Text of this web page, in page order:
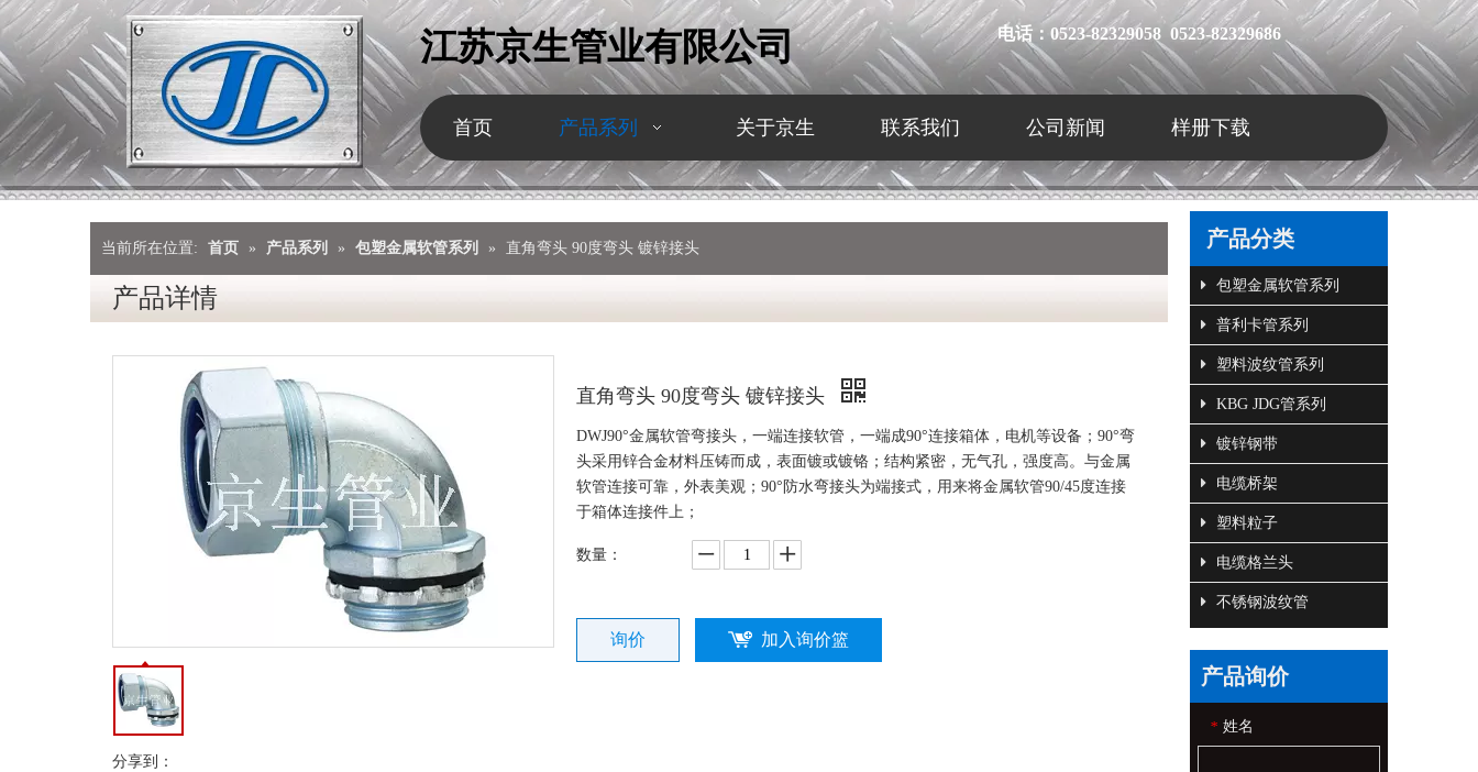
江苏京生管业有限公司 电话：0523-82329058 0523-82329686
首页 产品系列 关于京生 联系我们 公司新闻 样册下载
当前所在位置: 首页 » 产品系列 » 包塑金属软管系列 » 直角弯头 90度弯头 镀锌接头
产品详情
分享到：
直角弯头 90度弯头 镀锌接头
DWJ90°金属软管弯接头，一端连接软管，一端成90°连接箱体，电机等设备；90°弯
头采用锌合金材料压铸而成，表面镀或镀铬；结构紧密，无气孔，强度高。与金属
软管连接可靠，外表美观；90°防水弯接头为端接式，用来将金属软管90/45度连接
于箱体连接件上；
数量：
询价 加入询价篮
产品分类
包塑金属软管系列
普利卡管系列
塑料波纹管系列
KBG JDG管系列
镀锌钢带
电缆桥架
塑料粒子
电缆格兰头
不锈钢波纹管
产品询价
* 姓名